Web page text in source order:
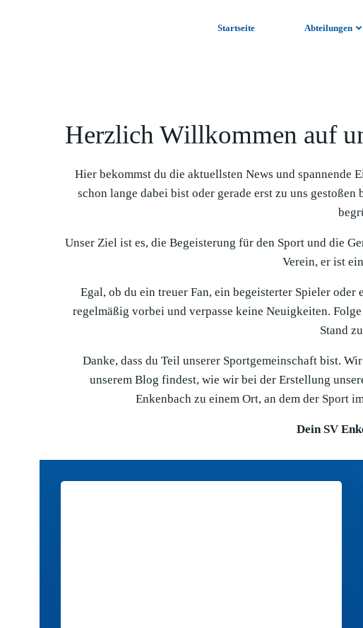
Startseite Abteilungen
Herzlich Willkommen auf
Hier bekommst du die aktuellsten News und spannende
schon lange dabei bist oder gerade erst zu uns
Unser Ziel ist es, die Begeisterung für den Sport und die
Verein, er ist
Egal, ob du ein treuer Fan, ein begeisterter Spieler
regelmäßig vorbei und verpasse keine Neuigkeiten.
Stand
Danke, dass du Teil unserer Sportgemeinschaft bist.
unserem Blog findest, wie wir bei der Erstellung
Enkenbach zu einem Ort, an dem der Sport
Dein SV